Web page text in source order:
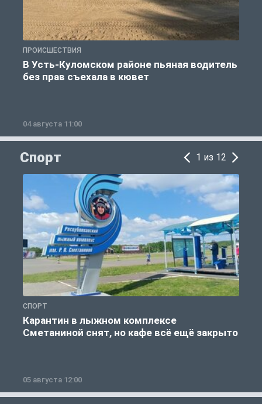
ПРОИСШЕСТВИЯ
В Усть-Куломском районе пьяная водитель
без прав съехала в кювет
04 августа 11:00
Спорт 1 из 12
СПОРТ
Карантин в лыжном комплексе
Сметаниной снят, но кафе всё ещё закрыто
05 августа 12:00